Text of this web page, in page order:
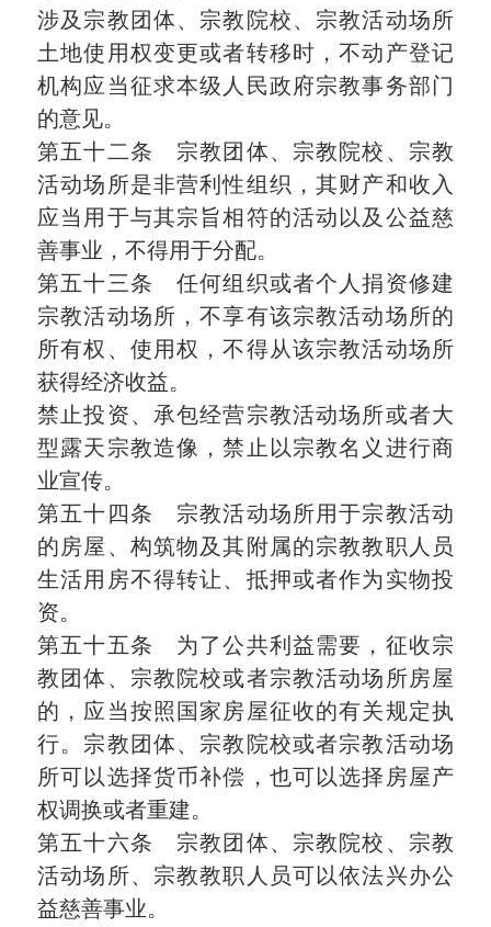
涉及宗教团体、宗教院校、宗教活动场所
土地使用权变更或者转移时，不动产登记
机构应当征求本级人民政府宗教事务部门
的意见。
第五十二条 宗教团体、宗教院校、宗教
活动场所是非营利性组织，其财产和收入
应当用于与其宗旨相符的活动以及公益慈
善事业，不得用于分配。
第五十三条 任何组织或者个人捐资修建
宗教活动场所，不享有该宗教活动场所的
所有权、使用权，不得从该宗教活动场所
获得经济收益。
禁止投资、承包经营宗教活动场所或者大
型露天宗教造像，禁止以宗教名义进行商
业宣传。
第五十四条 宗教活动场所用于宗教活动
的房屋、构筑物及其附属的宗教教职人员
生活用房不得转让、抵押或者作为实物投
资。
第五十五条 为了公共利益需要，征收宗
教团体、宗教院校或者宗教活动场所房屋
的，应当按照国家房屋征收的有关规定执
行。宗教团体、宗教院校或者宗教活动场
所可以选择货币补偿，也可以选择房屋产
权调换或者重建。
第五十六条 宗教团体、宗教院校、宗教
活动场所、宗教教职人员可以依法兴办公
益慈善事业。